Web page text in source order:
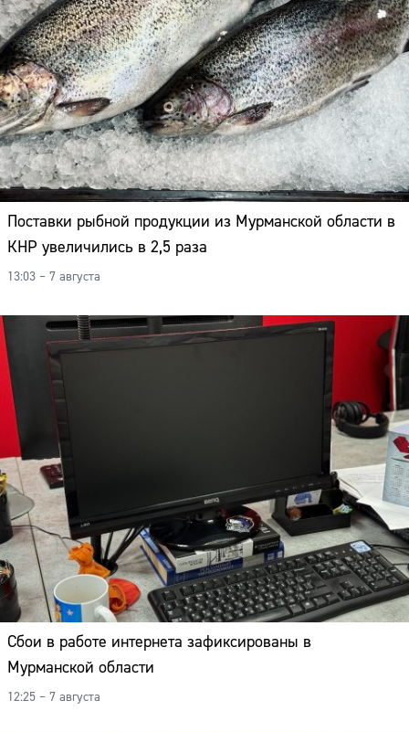
Поставки рыбной продукции из Мурманской области в
КНР увеличились в 2,5 раза
13:03 – 7 августа
Сбои в работе интернета зафиксированы в
Мурманской области
12:25 – 7 августа